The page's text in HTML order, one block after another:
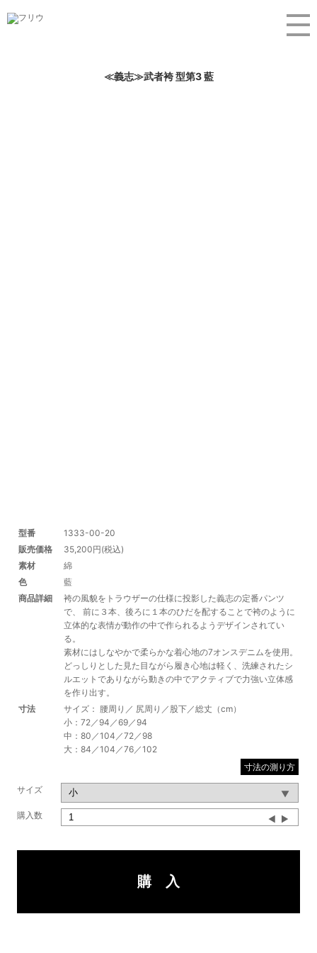
≪義志≫武者袴 型第3 藍
型番
1333-00-20
販売価格
35,200円(税込)
素材
綿
色
藍
商品詳細
袴の風貌をトラウザーの仕様に投影した義志の定番パンツ
で、 前に３本、後ろに１本のひだを配することで袴のように
立体的な表情が動作の中で作られるようデザインされてい
る。
素材にはしなやかで柔らかな着心地の7オンスデニムを使用。
どっしりとした見た目ながら履き心地は軽く、洗練されたシ
ルエットでありながら動きの中でアクティブで力強い立体感
を作り出す。
寸法
サイズ： 腰周り／ 尻周り／股下／総丈（cm）
小：72／94／69／94
中：80／104／72／98
大：84／104／76／102
寸法の測り方
サイズ
購入数 ▲
▼